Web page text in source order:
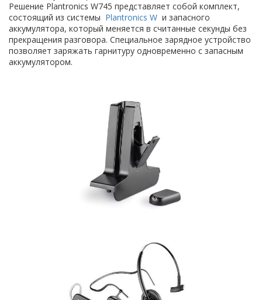
Решение Plantronics W745 представляет собой комплект,
состоящий из системы Plantronics W и запасного
аккумулятора, который меняется в считанные секунды без
прекращения разговора. Специальное зарядное устройство
позволяет заряжать гарнитуру одновременно с запасным
аккумулятором.